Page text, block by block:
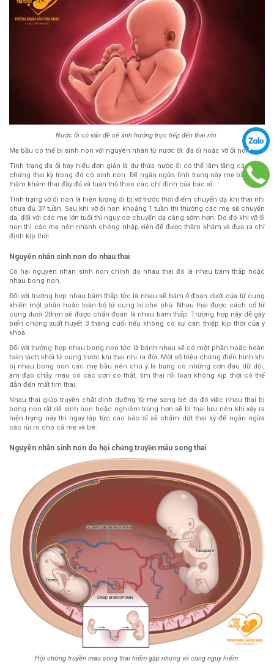
Nước ối có vấn đề sẽ ảnh hưởng trực tiếp đến thai nhi
Mẹ bầu có thể bị sinh non với nguyên nhân từ nước ối: đa ối hoặc vỡ ối non.
Tình trạng đa ối hay hiểu đơn giản là dư thừa nước ối có thể làm tăng các biến
chứng thai kỳ trong đó có sinh non. Để ngăn ngừa tình trạng này mẹ bầu phải
thăm khám thai đầy đủ và tuân thủ theo các chỉ định của bác sĩ.
Tình trạng vỡ ối non là hiện tượng ối bị vỡ trước thời điểm chuyển dạ khi thai nhi
chưa đủ 37 tuần. Sau khi vỡ ối non khoảng 1 tuần thì thường các mẹ sẽ chuyển
dạ, đối với các mẹ lớn tuổi thì nguy cơ chuyển dạ càng sớm hơn. Do đó khi vỡ ối
non thì các mẹ nên nhanh chóng nhập viện để được thăm khám và đưa ra chỉ
định kịp thời.
Nguyên nhân sinh non do nhau thai
Có hai nguyên nhân sinh non chính do nhau thai đó là nhau bám thấp hoặc
nhau bong non.
Đối với trường hợp nhau bám thấp tức là nhau sẽ bám ở đoạn dưới của tử cung
khiến một phần hoặc toàn bộ tử cung bị che phủ. Nhau thai được cách cổ tử
cung dưới 20nm sẽ được chẩn đoán là nhau bám thấp. Trường hợp này dễ gây
biến chứng xuất huyết 3 tháng cuối nếu không có sự can thiệp kịp thời của y
khoa.
Đối với trường hợp nhau bong non tức là bánh nhau sẽ có một phần hoặc hoàn
toàn tách khỏi tử cung trước khi thai nhi ra đời. Một số triệu chứng điển hình khi
bị nhau bong non các mẹ bầu nên chú ý là bụng có những cơn đau dữ dội,
âm đạo chảy máu có các cơn co thắt, tim thai rối loạn không kịp thời có thể
dẫn đến mất tim thai.
Nhau thai giúp truyền chất dinh dưỡng từ mẹ sang bé do đó việc nhau thai bị
bong non rất dễ sinh non hoặc nghiêm trọng hơn sẽ bị thai lưu nên khi xảy ra
hiện trạng này thì ngay lập tức các bác sĩ sẽ chấm dứt thai kỳ để ngăn ngừa
các rủi ro cho cả mẹ và bé.
Nguyên nhân sinh non do hội chứng truyền máu song thai
Hội chứng truyền máu song thai hiếm gặp nhưng vô cùng nguy hiểm